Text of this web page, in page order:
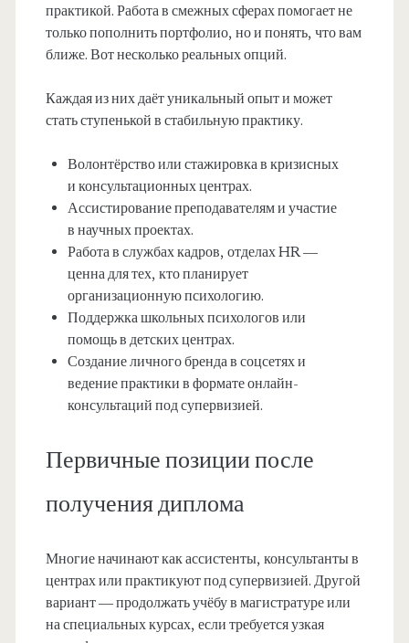
практикой. Работа в смежных сферах помогает не
только пополнить портфолио, но и понять, что вам
ближе. Вот несколько реальных опций.
Каждая из них даёт уникальный опыт и может
стать ступенькой в стабильную практику.
Волонтёрство или стажировка в кризисных
и консультационных центрах.
Ассистирование преподавателям и участие
в научных проектах.
Работа в службах кадров, отделах HR —
ценна для тех, кто планирует
организационную психологию.
Поддержка школьных психологов или
помощь в детских центрах.
Создание личного бренда в соцсетях и
ведение практики в формате онлайн-
консультаций под супервизией.
Первичные позиции после
получения диплома
Многие начинают как ассистенты, консультанты в
центрах или практикуют под супервизией. Другой
вариант — продолжать учёбу в магистратуре или
на специальных курсах, если требуется узкая